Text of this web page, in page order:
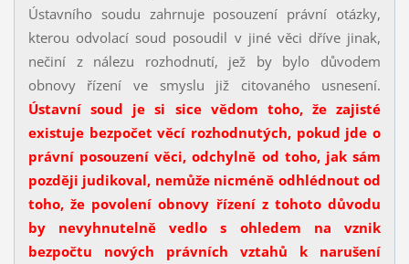
Ústavního soudu zahrnuje posouzení právní otázky,
kterou odvolací soud posoudil v jiné věci dříve jinak,
nečiní z nálezu rozhodnutí, jež by bylo důvodem
obnovy řízení ve smyslu již citovaného usnesení.
Ústavní soud je si sice vědom toho, že zajisté
existuje bezpočet věcí rozhodnutých, pokud jde o
právní posouzení věci, odchylně od toho, jak sám
později judikoval, nemůže nicméně odhlédnout od
toho, že povolení obnovy řízení z tohoto důvodu
by nevyhnutelně vedlo s ohledem na vznik
bezpočtu nových právních vztahů k narušení